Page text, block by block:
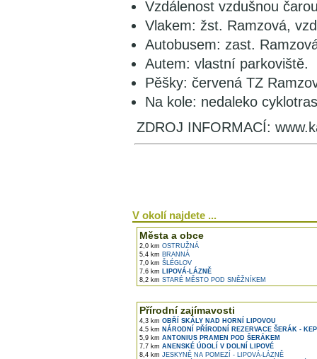
Vzdálenost vzdušnou
Vlakem: žst. Ramzová,
Autobusem: zast.
Autem: vlastní parkoviště.
Pěšky: červená TZ
Na kole: nedaleko
ZDROJ INFORMACÍ:
V okolí najdete ...
Města a obce
2,0 km OSTRUŽNÁ
5,4 km BRANNÁ
7,0 km ŠLÉGLOV
7,6 km LIPOVÁ-LÁZNĚ
8,2 km STARÉ MĚSTO POD SNĚŽNÍKEM
Přírodní zajímavosti
4,3 km OBŘÍ SKÁLY NAD HORNÍ LIPOVOU
4,5 km NÁRODNÍ PŘÍRODNÍ REZERVACE ŠERÁK -
5,9 km ANTONIUS PRAMEN POD ŠERÁKEM
7,7 km ANENSKÉ ÚDOLÍ V DOLNÍ LIPOVÉ
8,4 km JESKYNĚ NA POMEZÍ - LIPOVÁ-LÁZNĚ